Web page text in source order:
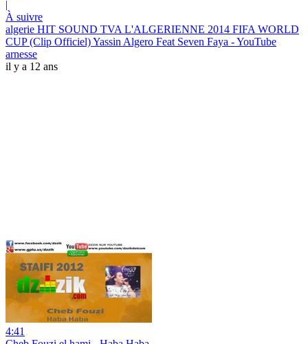
|
À suivre
algerie HIT SOUND TVA L'ALGERIENNE 2014 FIFA WORLD
CUP (Clip Officiel) Yassin Algero Feat Seven Faya - YouTube
arnesse
il y a 12 ans
4:41